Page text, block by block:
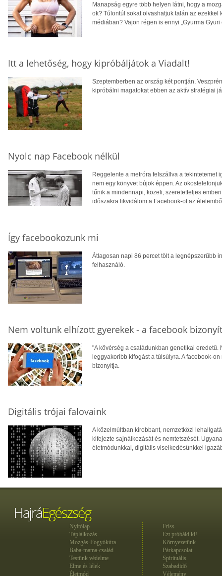
Manapság egyre több helyen látni, hogy a
ok? Túlontúl sokat olvashatjuk talán az
médiában? Vajon régen is ennyi „Gyurma
Itt a lehetőség, hogy kipróbáljátok a Viadalt!
Szeptemberben az ország két pontján,
kipróbálni magatokat ebben az aktív stratégiai
Nyolc nap Facebook nélkül
Reggelente a metróra felszállva a tekintetemet
nem egy könyvet bújok éppen. Az
tűnik a mindennapi, közeli, szeretetteljes
időszakra likvidálom a Facebook-ot az
Így facebookozunk mi
Átlagosan napi 86 percet tölt a legnépszerűbb
felhasználó.
Nem voltunk elhízott gyerekek - a facebook bizonyít
"A kövérség a családunkban genetikai
leggyakoribb kifogást a túlsúlyra. A facebook-
bizonyítja.
Digitális trójai falovaink
A közelmúltban kirobbant, nemzetközi
kifejezte sajnálkozását és nemtetszését.
életmódunkkal, digitális viselkedésünkkel
Nyitólap
Táplálkozás
Mozgás-Fogyókúra
Baba-mama-család
Testünk védelme
Elme és lélek
Életmód
Friss
Ezt próbáld ki!
Környezetünk
Párkapcsolat
Spirituális
Szabadidő
Vélemény